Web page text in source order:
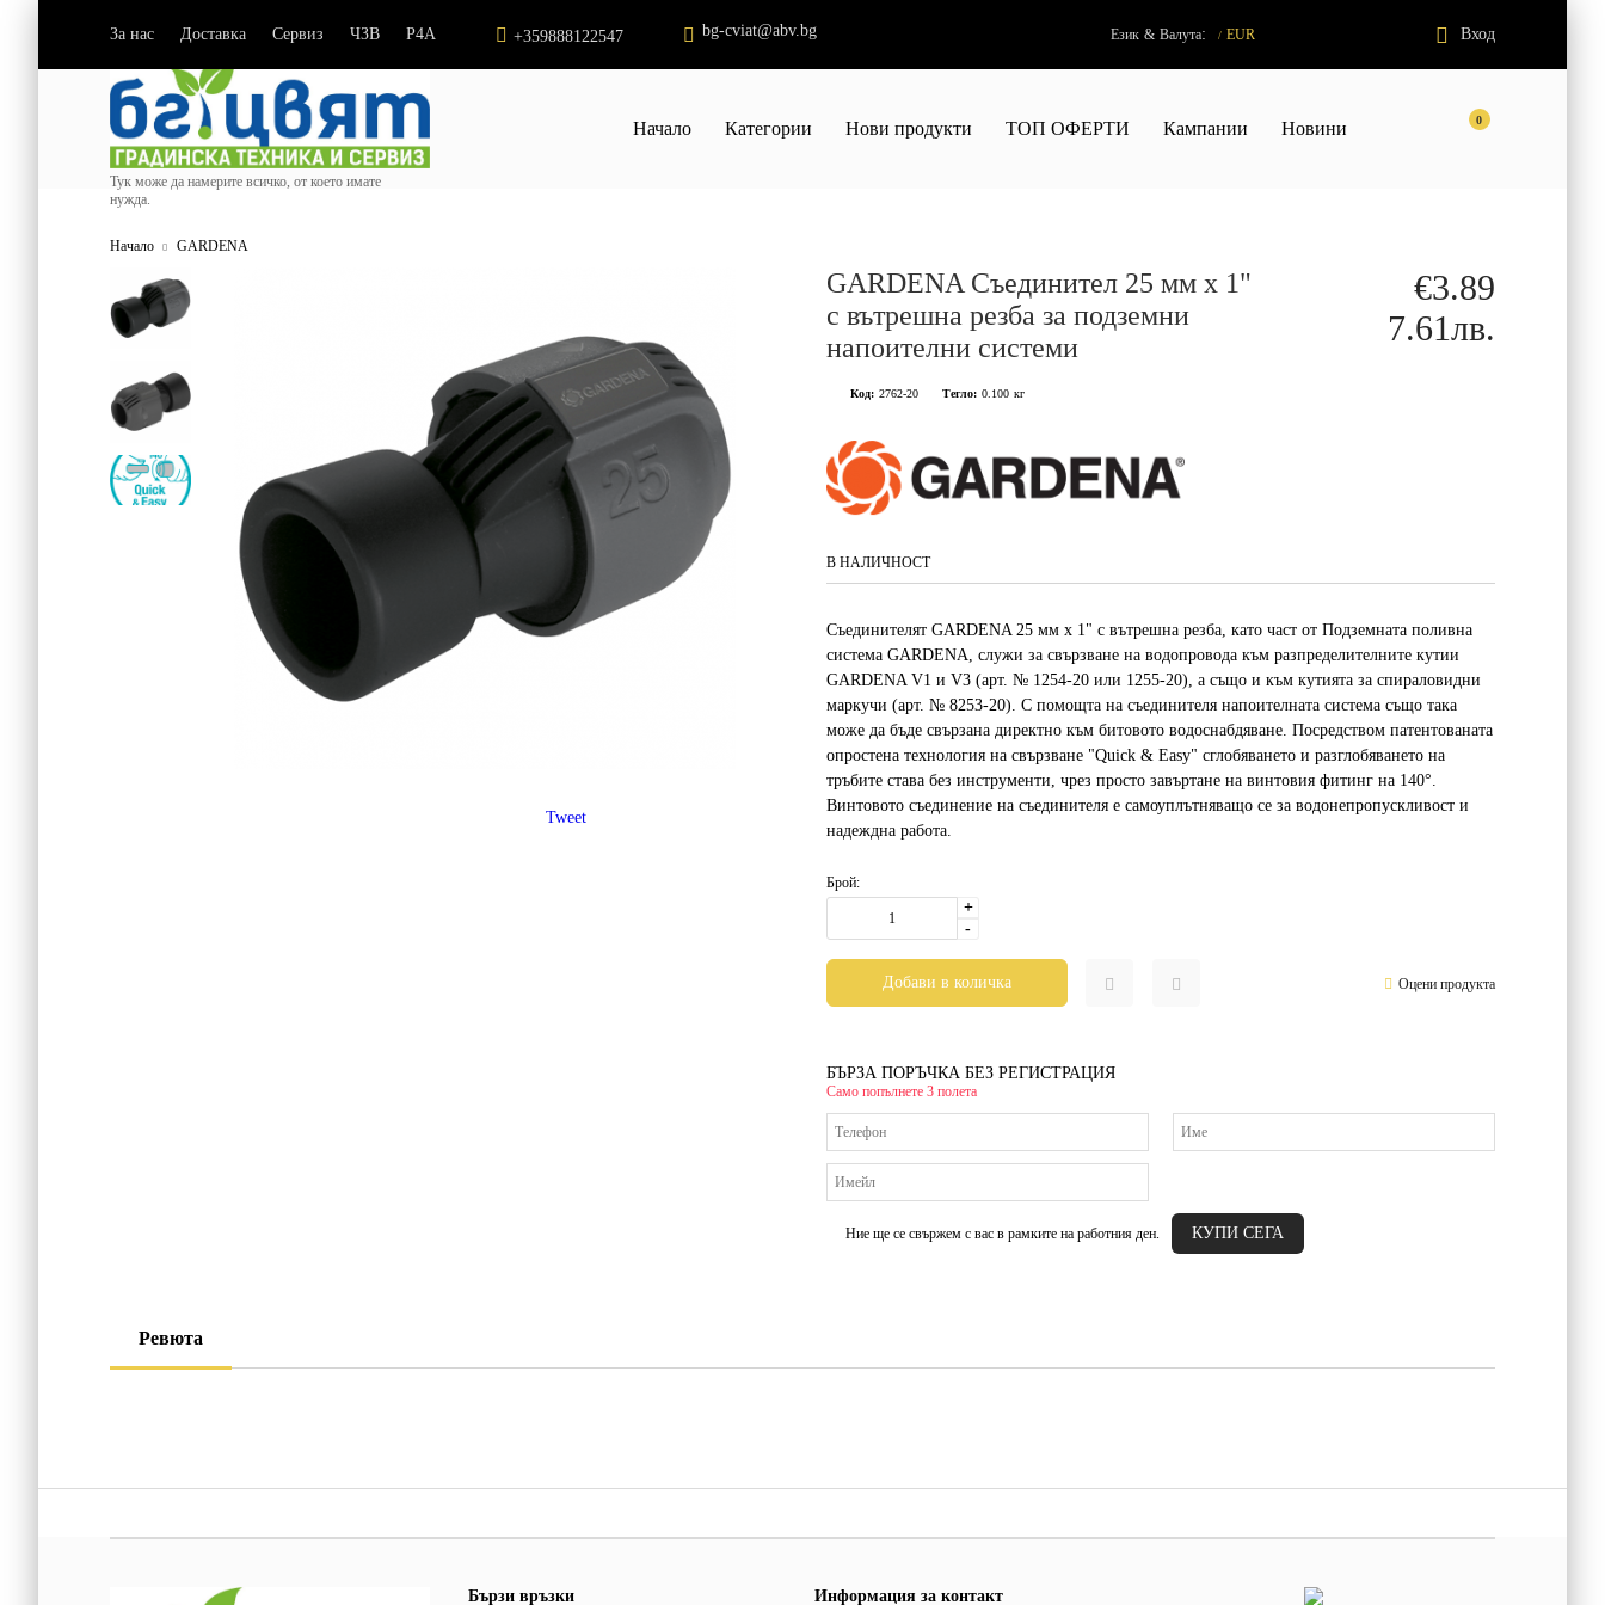
За нас Доставка Сервиз ЧЗВ P4A +359888122547 bg-cviat@abv.bg Език & Валута: / EUR Вход
Тук може да намерите всичко, от което имате
нужда.
0
Начало Категории Нови продукти ТОП ОФЕРТИ Кампании Новини
Начало GARDENA
Tweet
GARDENA Съединител 25 мм х 1"
с вътрешна резба за подземни
напоителни системи
€3.89
7.61лв.
Код: 2762-20 Тегло: 0.100 кг
В НАЛИЧНОСТ
Съединителят GARDENA 25 мм х 1" с вътрешна резба, като част от Подземната поливна
система GARDENA, служи за свързване на водопровода към разпределителните кутии
GARDENA V1 и V3 (арт. № 1254-20 или 1255-20), а също и към кутията за спираловидни
маркучи (арт. № 8253-20). С помощта на съединителя напоителната система също така
може да бъде свързана директно към битовото водоснабдяване. Посредством патентованата
опростена технология на свързване "Quick & Easy" сглобяването и разглобяването на
тръбите става без инструменти, чрез просто завъртане на винтовия фитинг на 140°.
Винтовото съединение на съединителя е самоуплътняващо се за водонепропускливост и
надеждна работа.
Брой:
+
-
Оцени продукта
БЪРЗА ПОРЪЧКА БЕЗ РЕГИСТРАЦИЯ
Само попълнете 3 полета
Ние ще се свържем с вас в рамките на работния ден.
Ревюта
Бързи връзки Информация за контакт